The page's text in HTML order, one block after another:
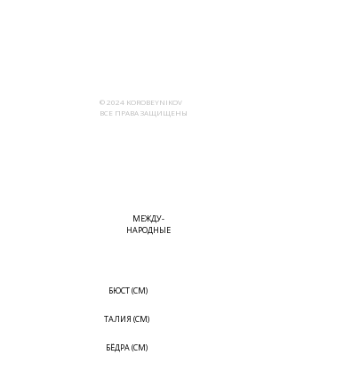
© 2024 KOROBEYNIKOV
ВСЕ ПРАВА ЗАЩИЩЕНЫ
МЕЖДУ-
НАРОДНЫЕ
БЮСТ (СМ)
ТАЛИЯ (СМ)
БЁДРА (СМ)